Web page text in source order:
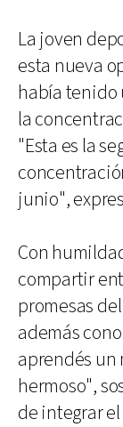
La joven
esta nueva
había tenido
la
"Esta es la
junio",
Con
compartir
promesas
además
aprendés un
hermoso",
de integrar